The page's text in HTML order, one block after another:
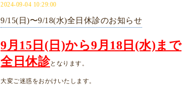
2024-09-04 10:29:00
9/15(日)〜9/18(水)全日休診のお知らせ
9月15日(日)から9月18日(水)まで
全日休診となります。
大変ご迷惑をおかけいたします。